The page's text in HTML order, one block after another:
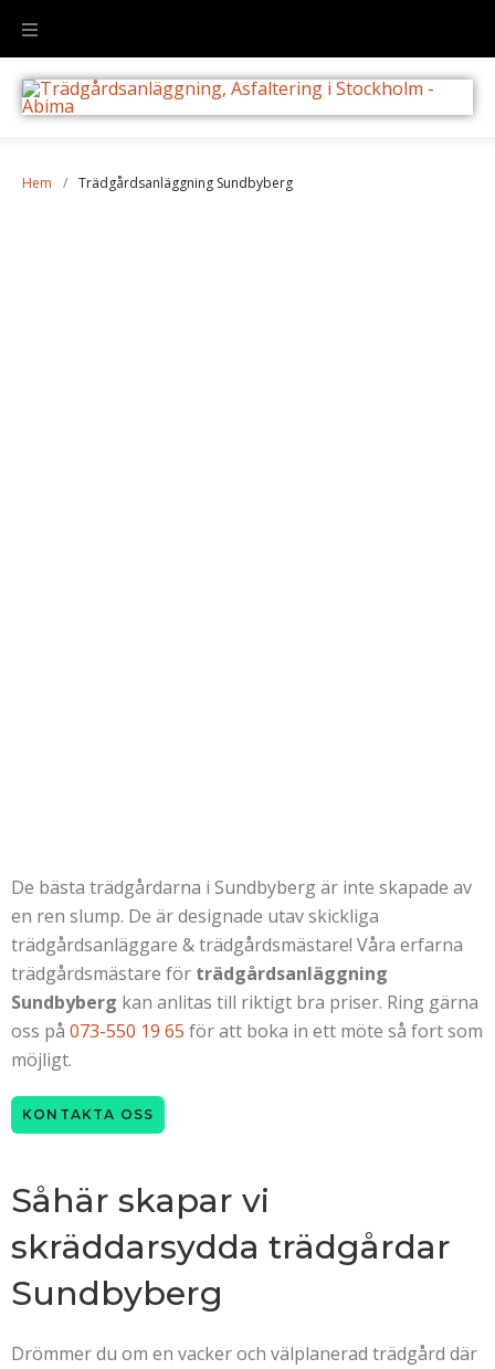
Hem / Trädgårdsanläggning Sundbyberg
De bästa trädgårdarna i Sundbyberg är inte skapade av
en ren slump. De är designade utav skickliga
trädgårdsanläggare & trädgårdsmästare! Våra erfarna
trädgårdsmästare för trädgårdsanläggning
Sundbyberg kan anlitas till riktigt bra priser. Ring gärna
oss på 073-550 19 65 för att boka in ett möte så fort som
möjligt.
KONTAKTA OSS
Såhär skapar vi
skräddarsydda trädgårdar
Sundbyberg
Drömmer du om en vacker och välplanerad trädgård där